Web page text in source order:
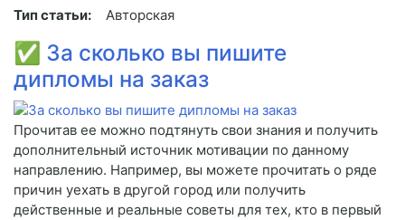
Тип статьи: Авторская
✅ За сколько вы пишите
дипломы на заказ
Прочитав ее можно подтянуть свои знания и получить
дополнительный источник мотивации по данному
направлению. Например, вы можете прочитать о ряде
причин уехать в другой город или получить
действенные и реальные советы для тех, кто в первый